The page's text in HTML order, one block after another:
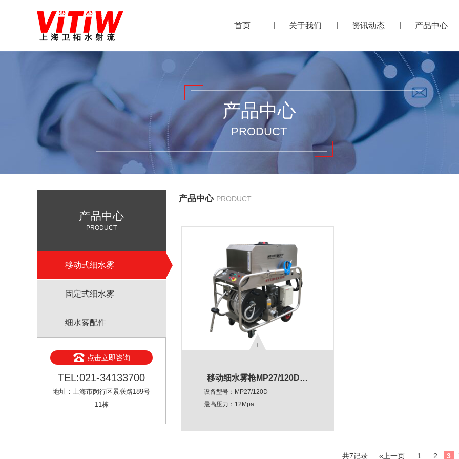
首页 关于我们 资讯动态 产品中心
产品中心
PRODUCT
产品中心
PRODUCT
移动式细水雾
固定式细水雾
细水雾配件
点击立即咨询
TEL:021-34133700
地址：上海市闵行区景联路189号
11栋
产品中心 PRODUCT
移动细水雾枪MP27/120D…
设备型号：MP27/120D
最高压力：12Mpa
共7记录 «上一页 1 2 3